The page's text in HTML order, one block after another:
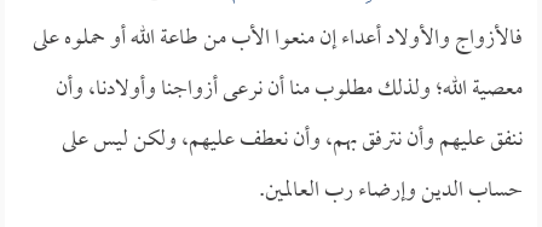
فالأزواج والأولاد أعداء إن منعوا الأب من طاعة الله أو حملوه على
معصية الله؛ ولذلك مطلوب منا أن نرعى أزواجنا وأولادنا، وأن
ننفق عليهم وأن نترفق بهم، وأن نعطف عليهم، ولكن ليس على
حساب الدين وإرضاء رب العالمين.